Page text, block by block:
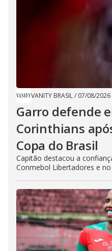
VANITY BRASIL/ 07/08/2026
Garro defende
Corinthians
Copa do Brasil
Capitão destacou a
Conmebol Libertadores e